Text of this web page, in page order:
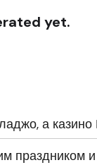
yet.
а
праздником